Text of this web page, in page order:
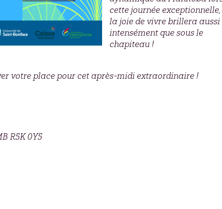
cette journée
la joie de vivre brillera aussi
intensément que sous le
chapiteau !
votre place pour cet après-midi extraordinaire !
R5K 0Y5